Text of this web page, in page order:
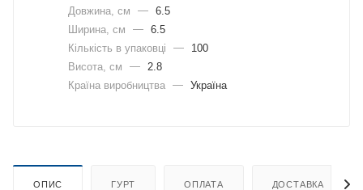
Довжина, cм
— 6.5
Ширина, cм
— 6.5
Кількість в упаковці
—
100
Висота, см
—
2.8
Країна виробництва — Україна
ОПИС ГУРТ ОПЛАТА ДОСТАВКА